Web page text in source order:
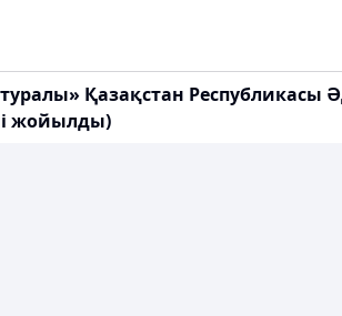
туралы» Қазақстан
жойылды)